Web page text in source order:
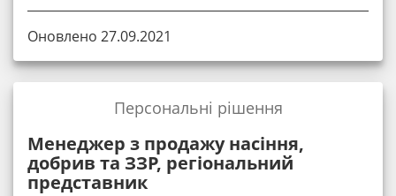
Оновлено 27.09.2021
Менеджер з продажу насіння,
добрив та ЗЗР, регіональний
представник
Персональні рішення